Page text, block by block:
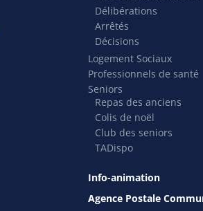
Délibérations
Arrêtés
Décisions
Logement Sociaux
Professionnels de santé
Seniors
Repas des anciens
Colis de noël
Club des seniors
TADispo
Info-animation
Agence Postale